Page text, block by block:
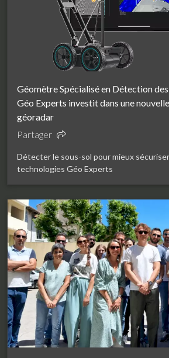
Géomètre Spécialisé en Détection
Géo Experts investit dans une
géoradar
Partager
Détecter le sous-sol pour mieux
technologies Géo Experts